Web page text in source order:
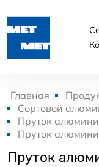
Главная
Сортовой
Пруток
Пруток
Пруток